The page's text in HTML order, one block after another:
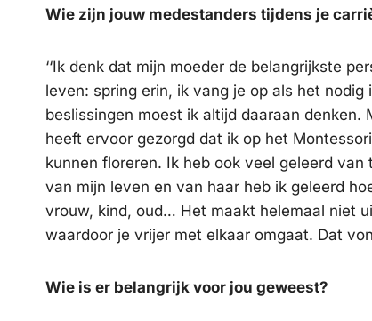
Wie zijn jouw medestanders tijdens je
‘‘Ik denk dat mijn moeder de belangrijkste
leven: spring erin, ik vang je op als het
beslissingen moest ik altijd daaraan
heeft ervoor gezorgd dat ik op het
kunnen floreren. Ik heb ook veel geleerd
van mijn leven en van haar heb ik geleerd
vrouw, kind, oud… Het maakt helemaal niet
waardoor je vrijer met elkaar omgaat. Dat
Wie is er belangrijk voor jou geweest?